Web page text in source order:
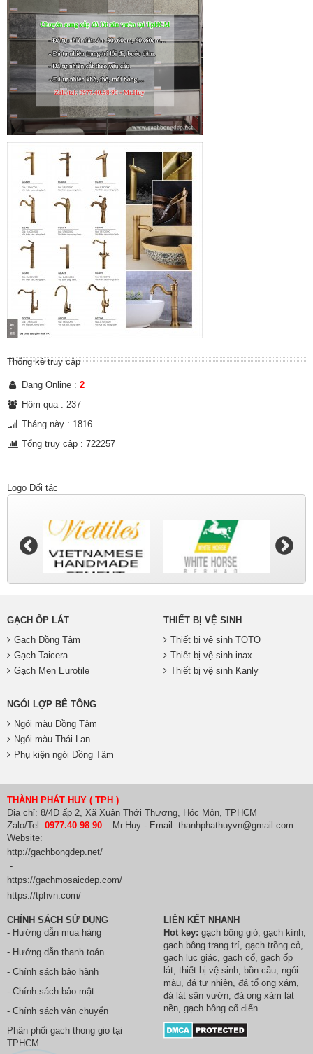
Thống kê truy cập
Đang Online : 2
Hôm qua : 237
Tháng này : 1816
Tổng truy cập : 722257
Logo Đối tác
GẠCH ỐP LÁT
Gạch Đồng Tâm
Gạch Taicera
Gạch Men Eurotile
THIẾT BỊ VỆ SINH
Thiết bị vệ sinh TOTO
Thiết bị vệ sinh inax
Thiết bị vệ sinh Kanly
NGÓI LỢP BÊ TÔNG
Ngói màu Đồng Tâm
Ngói màu Thái Lan
Phụ kiện ngói Đồng Tâm
THÀNH PHÁT HUY ( TPH )
Địa chỉ: 8/4D ấp 2, Xã Xuân Thới Thượng, Hóc Môn, TPHCM
Zalo/Tel: 0977.40 98 90 – Mr.Huy - Email: thanhphathuyvn@gmail.com
Website:
http://gachbongdep.net/
-
https://gachmosaicdep.com/
https://tphvn.com/
CHÍNH SÁCH SỬ DỤNG
- Hướng dẫn mua hàng
- Hướng dẫn thanh toán
- Chính sách bảo hành
- Chính sách bảo mật
- Chính sách vận chuyển
Phân phối gach thong gio tại
TPHCM
LIÊN KẾT NHANH
Hot key: gạch bông gió, gạch kính,
gach bông trang trí, gạch trồng cỏ,
gạch lục giác, gạch cổ, gạch ốp
lát, thiết bị vệ sinh, bồn cầu, ngói
màu, đá tự nhiên, đá tổ ong xám,
đá lát sân vườn, đá ong xám lát
nền, gạch bông cổ điển